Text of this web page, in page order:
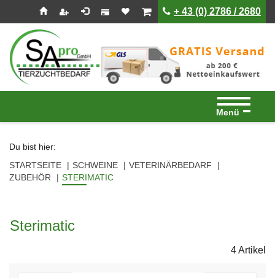
Seitenebreiche:
ist leerist leer+ 43 (0) 2786 / 2680
Menü
Du bist hier:
STARTSEITE
SCHWEINE
VETERINÄRBEDARF
ZUBEHÖR
STERIMATIC
Sterimatic
4 Artikel